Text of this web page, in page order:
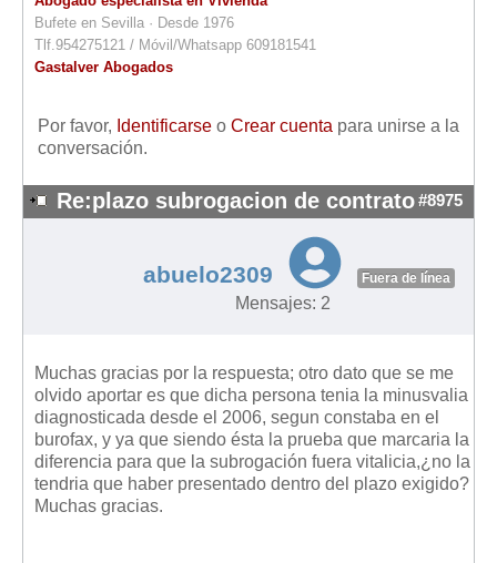
Bufete en Sevilla · Desde 1976
Tlf.954275121 / Móvil/Whatsapp 609181541
Gastalver Abogados
Por favor, Identificarse o Crear cuenta para unirse a la
conversación.
Re:plazo subrogacion de contrato#8975
abuelo2309 Fuera de línea
Mensajes: 2
Muchas gracias por la respuesta; otro dato que se me
olvido aportar es que dicha persona tenia la minusvalia
diagnosticada desde el 2006, segun constaba en el
burofax, y ya que siendo ésta la prueba que marcaria la
diferencia para que la subrogación fuera vitalicia,¿no la
tendria que haber presentado dentro del plazo exigido?
Muchas gracias.